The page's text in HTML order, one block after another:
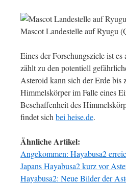
Mascot Landestelle auf Ryugu
Eines der Forschungsziele ist
zählt zu den potentiell
Asteroid kann sich der Erde
Himmelskörper im Falle eines
Beschaffenheit des
findet sich bei heise.de.
Ähnliche Artikel:
Angekommen: Hayabusa2
Japans Hayabusa2 kurz vor
Hayabusa2: Neue Bilder der